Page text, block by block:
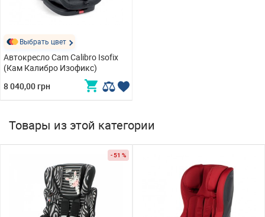
Выбрать цвет
Автокресло Cam Calibro Isofix
(Кам Калибро Изофикс)
8 040,00 грн
Товары из этой категории
- 51 %